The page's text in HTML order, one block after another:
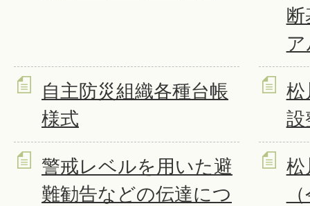
自主防災組織各種台帳
様式
松
設
警戒レベルを用いた避
難勧告などの伝達につ
松